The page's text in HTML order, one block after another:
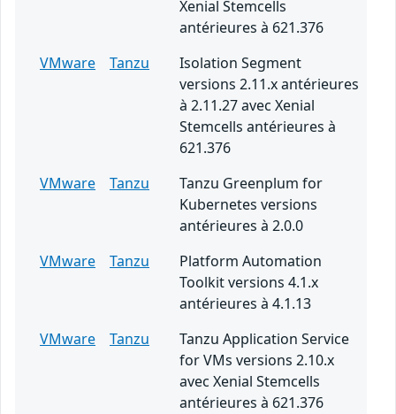
Xenial Stemcells
antérieures à 621.376
VMware
Tanzu
Isolation Segment
versions 2.11.x antérieures
à 2.11.27 avec Xenial
Stemcells antérieures à
621.376
VMware
Tanzu
Tanzu Greenplum for
Kubernetes versions
antérieures à 2.0.0
VMware
Tanzu
Platform Automation
Toolkit versions 4.1.x
antérieures à 4.1.13
VMware
Tanzu
Tanzu Application Service
for VMs versions 2.10.x
avec Xenial Stemcells
antérieures à 621.376